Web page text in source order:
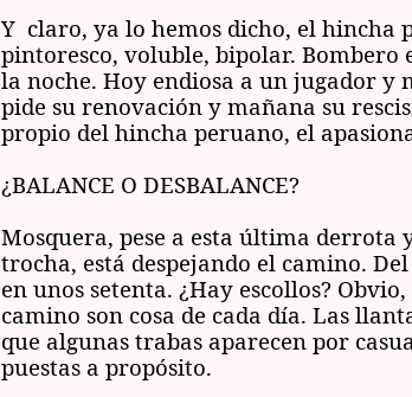
Y claro, ya lo hemos dicho, el hincha
pintoresco, voluble, bipolar.
la noche. Hoy endiosa a un jugador y
pide su renovación y mañana su
propio del hincha peruano, el
¿BALANCE O DESBALANCE?
Mosquera, pese a esta última derrota
trocha, está despejando el camino.
en unos setenta. ¿Hay escollos?
camino son cosa de cada día. Las
que algunas trabas aparecen por
puestas a propósito.